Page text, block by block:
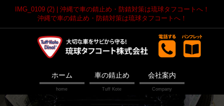
IMG_0109 (2) | 沖縄で車の錆止め・防錆対策は琉球タフコートへ！
沖縄で車の錆止め・防錆対策は琉球タフコートへ！
ホーム 車の錆止め 会社案内